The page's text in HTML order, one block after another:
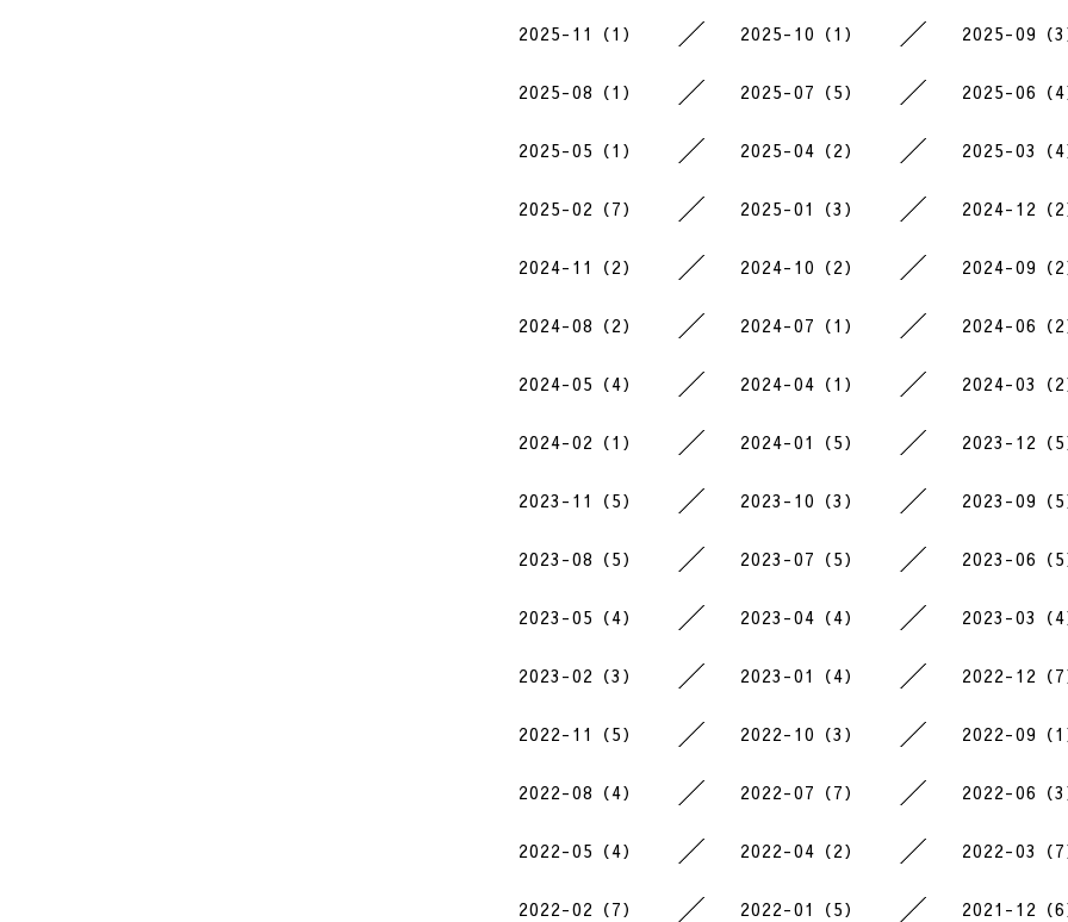
2025-11（1） 2025-10（1） 2025-09（3
2025-08（1） 2025-07（5） 2025-06（4
2025-05（1） 2025-04（2） 2025-03（4
2025-02（7） 2025-01（3） 2024-12（2
2024-11（2） 2024-10（2） 2024-09（2
2024-08（2） 2024-07（1） 2024-06（2
2024-05（4） 2024-04（1） 2024-03（2
2024-02（1） 2024-01（5） 2023-12（5
2023-11（5） 2023-10（3） 2023-09（5
2023-08（5） 2023-07（5） 2023-06（5
2023-05（4） 2023-04（4） 2023-03（4
2023-02（3） 2023-01（4） 2022-12（7
2022-11（5） 2022-10（3） 2022-09（1
2022-08（4） 2022-07（7） 2022-06（3
2022-05（4） 2022-04（2） 2022-03（7
2022-02（7） 2022-01（5） 2021-12（6